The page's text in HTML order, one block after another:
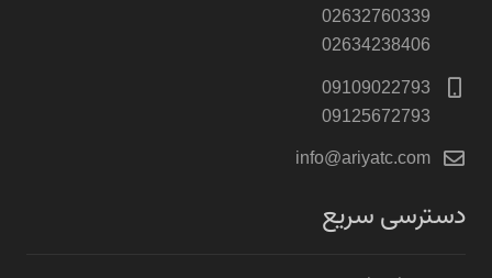
02632760339
02634238406
09109022793
09125672793
info@ariyatc.com
دسترسی سریع